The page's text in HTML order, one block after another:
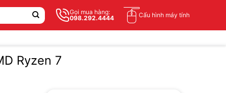
Gọi mua hàng:
098.292.4444
Cấu hình máy tính
Ryzen 7